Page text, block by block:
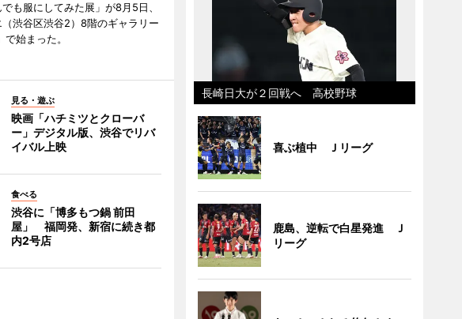
も服にしてみた展」が8月5日、
渋谷区渋谷2）8階のギャラリー
で始まった。
見る・遊ぶ
映画「ハチミツとクローバ
ー」デジタル版、渋谷でリバ
イバル上映
食べる
渋谷に「博多もつ鍋 前田
屋」 福岡発、新宿に続き都
内2号店
長崎日大が２回戦へ 高校野球
喜ぶ植中 Ｊリーグ
鹿島、逆転で白星発進 Ｊ
リーグ